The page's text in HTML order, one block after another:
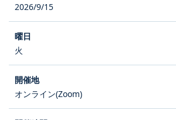
2026/9/15
火
オンライン(Zoom)